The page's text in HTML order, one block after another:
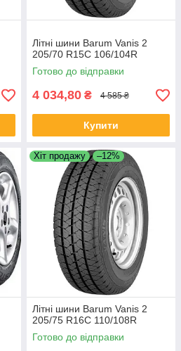
Літні шини Barum Vanis 2
205/70 R15C 106/104R
Готово до відправки
4 034,80 ₴ 4 585 ₴
Купити
Хіт продажу –12%
Літні шини Barum Vanis 2
205/75 R16C 110/108R
Готово до відправки